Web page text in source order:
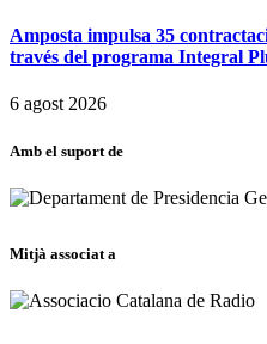
Amposta impulsa 35
través del programa Integral
6 agost 2026
Amb el suport de
Mitjà associat a